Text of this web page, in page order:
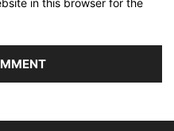
in this browser for the